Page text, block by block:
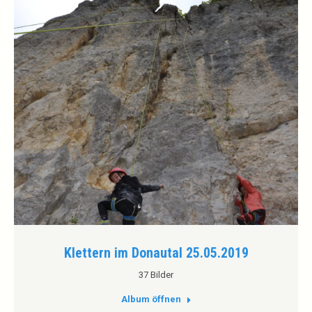
Klettern im Donautal 25.05.2019
37 Bilder
Album öffnen